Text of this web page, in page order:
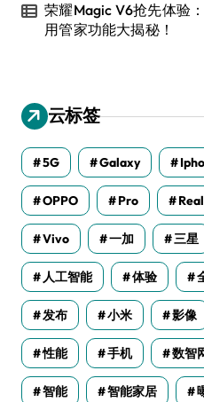
荣耀Magic V6抢先体验
用管家功能大揭秘！
云标签
5G Galaxy
OPPO Pro
Vivo 一加 三星
人工智能 体验
发布 小米 影像
性能 手机 数智
智能 智能家居